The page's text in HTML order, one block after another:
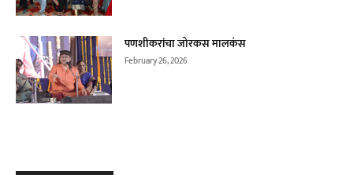
पणशीकरांचा जोरकस मालकंस
February 26, 2026